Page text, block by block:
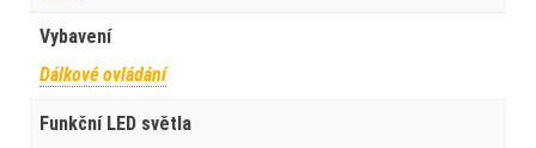
Vybavení
Dálkové ovládání
Funkční LED světla